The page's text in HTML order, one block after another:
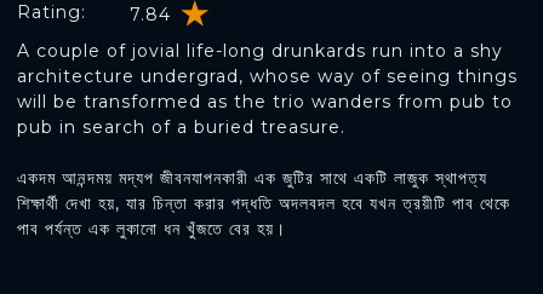
Rating: 7.84
A couple of jovial life-long drunkards run into a shy
architecture undergrad, whose way of seeing things
will be transformed as the trio wanders from pub to
pub in search of a buried treasure.
একদম আনন্দময় মদ্যপ জীবনযাপনকারী এক জুটির সাথে একটি লাজুক স্থাপত্য
শিক্ষার্থী দেখা হয়, যার চিন্তা করার পদ্ধতি অদলবদল হবে যখন ত্রয়ীটি পাব থেকে
পাব পর্যন্ত এক লুকানো ধন খুঁজতে বের হয়।